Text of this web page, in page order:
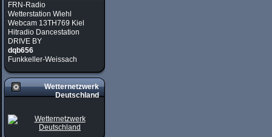
FRN-Radio
Wetterstation Wiehl
Webcam 13TH769 Kiel
Hitradio Dancestation
DRIVE BY
dqb656
Funkkeller-Weissach
Wetternetzwerk
Deutschland